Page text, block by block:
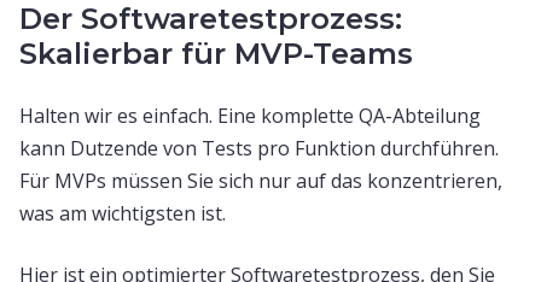
Der Softwaretestprozess:
Skalierbar für MVP-Teams
Halten wir es einfach. Eine komplette QA-Abteilung
kann Dutzende von Tests pro Funktion durchführen.
Für MVPs müssen Sie sich nur auf das konzentrieren,
was am wichtigsten ist.
Hier ist ein optimierter Softwaretestprozess, den Sie